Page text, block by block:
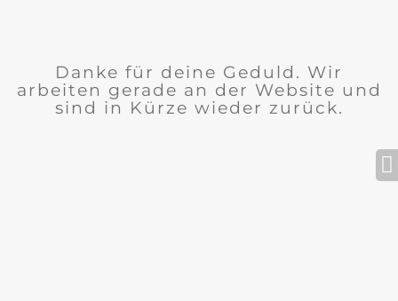
Danke für deine Geduld. Wir
arbeiten gerade an der Website und
sind in Kürze wieder zurück.